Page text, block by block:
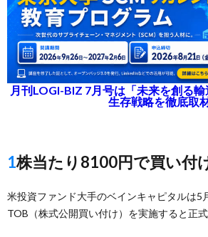
月刊LOGI-BIZ 7月号は「未来を創る
生存戦略を徹底取
1株当たり8100円で買い付
米投資ファンド大手のベインキャピタルは5
TOB（株式公開買い付け）を実施すると正式